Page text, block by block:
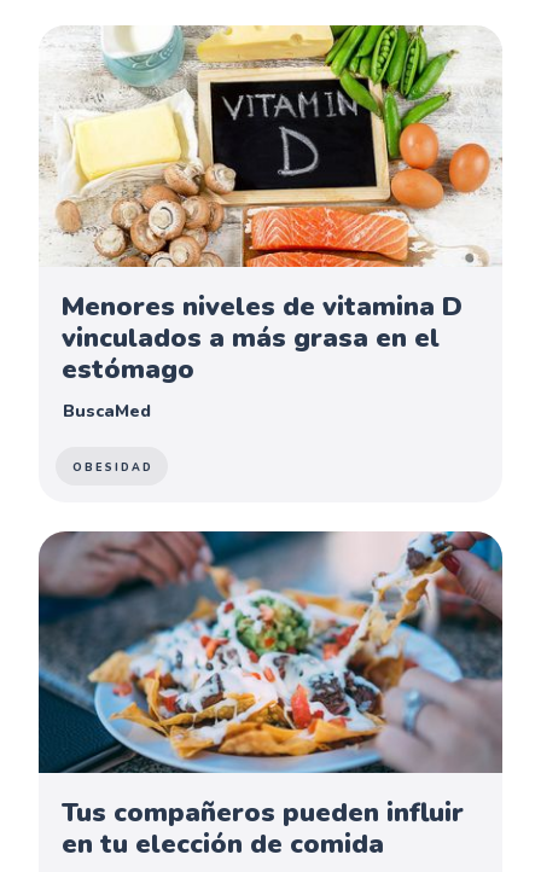
Menores niveles de vitamina D
vinculados a más grasa en el
estómago
BuscaMed
OBESIDAD
Tus compañeros pueden influir
en tu elección de comida